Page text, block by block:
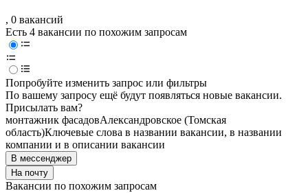
, 0 вакансий
Есть 4 вакансии по похожим запросам
Попробуйте изменить запрос или фильтры
По вашему запросу ещё будут появляться новые вакансии.
Присылать вам?
монтажник фасадовАлександровское (Томская
область)Ключевые слова в названии вакансии, в названии
компании и в описании вакансии
В мессенджер
На почту
Вакансии по похожим запросам